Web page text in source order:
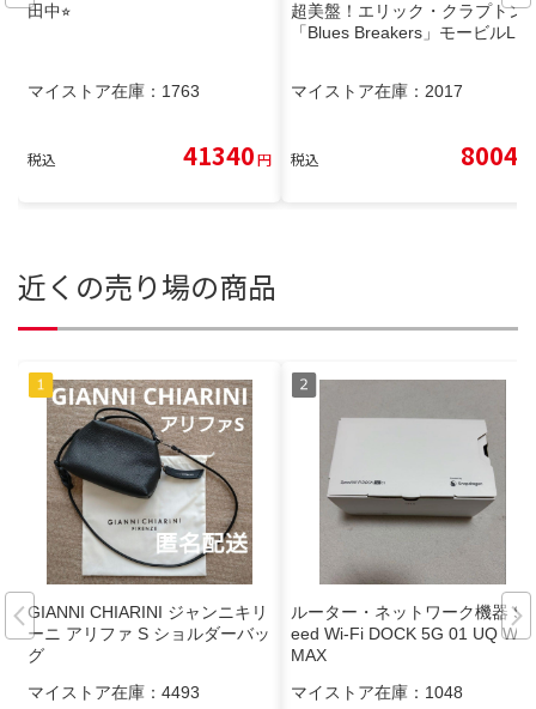
田中⭐︎
マイストア在庫： 1763
税込 41340円
超美盤！エリック・クラプトン
「Blues Breakers」モービルLP
マイストア在庫： 2017
税込 8004
近くの売り場の商品
GIANNI CHIARINI ジャンニキリ
ーニ アリファ S ショルダーバッ
グ
マイストア在庫： 4493
ルーター・ネットワーク機器 Sp
eed Wi-Fi DOCK 5G 01 UQ Wi
MAX
マイストア在庫： 1048